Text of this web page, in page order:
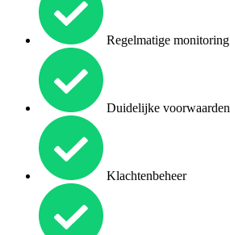
Regelmatige monitoring
Duidelijke voorwaarden
Klachtenbeheer